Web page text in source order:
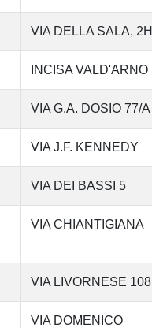
VIA DELLA SALA, 2H
INCISA VALD'ARNO
VIA G.A. DOSIO 77/A
VIA J.F. KENNEDY
VIA DEI BASSI 5
VIA CHIANTIGIANA
VIA LIVORNESE 108
VIA DOMENICO